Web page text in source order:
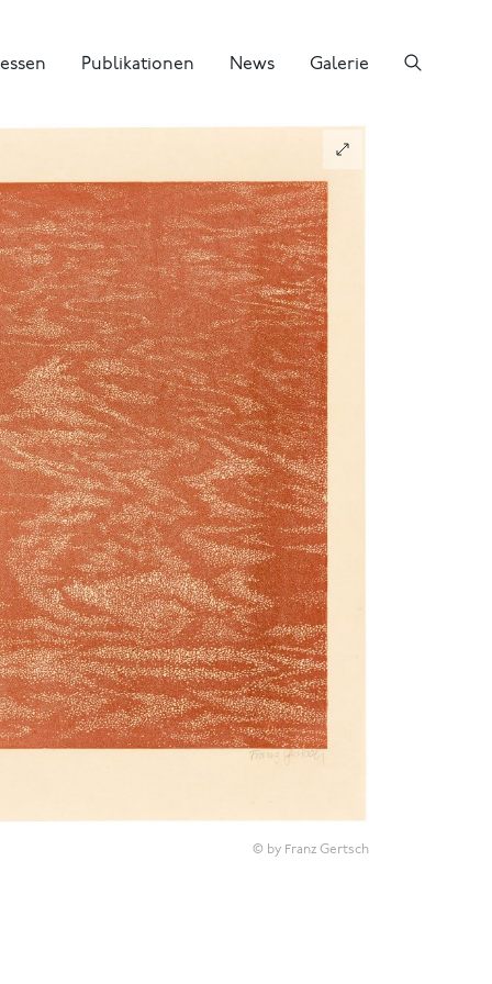
Publikationen News Galerie
© by Franz Gertsch